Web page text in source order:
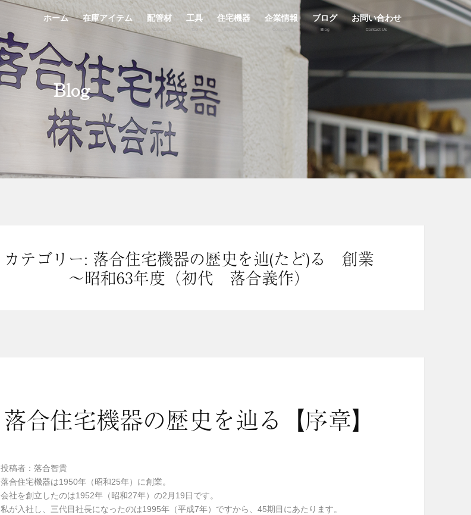
ホーム 在庫アイテム
StockList
配管材 工具 住宅機器 企業情報 ブログ
Blog
お問い合わせ
Contact Us
Blog
カテゴリー: 落合住宅機器の歴史を辿(たど)る 創業
～昭和63年度（初代 落合義作）
落合住宅機器の歴史を辿る【序章】
投稿者：落合智貴
落合住宅機器は1950年（昭和25年）に創業。
会社を創立したのは1952年（昭和27年）の2月19日です。
私が入社し、三代目社長になったのは1995年（平成7年）ですから、45期目にあたります。